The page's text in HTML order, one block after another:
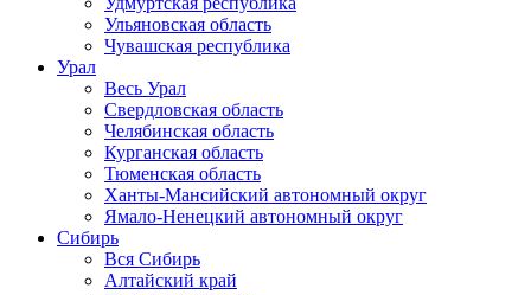
Ульяновская область
Чувашская республика
Урал
Весь Урал
Свердловская область
Челябинская область
Курганская область
Тюменская область
Ханты-Мансийский автономный округ
Ямало-Ненецкий автономный округ
Сибирь
Вся Сибирь
Алтайский край